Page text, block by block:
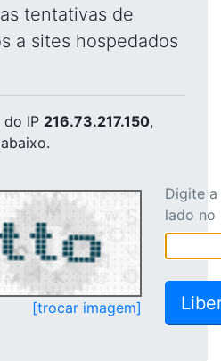
tentativas de
a sites hospedados
do IP 216.73.217.150,
[trocar imagem]
Digite
lado no